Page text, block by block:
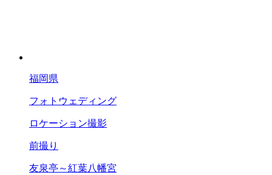
福岡県
フォトウェディング
ロケーション撮影
前撮り
友泉亭～紅葉八幡宮